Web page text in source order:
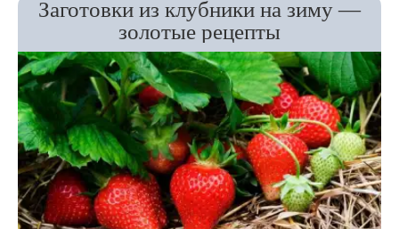
Заготовки из клубники на зиму —
золотые рецепты